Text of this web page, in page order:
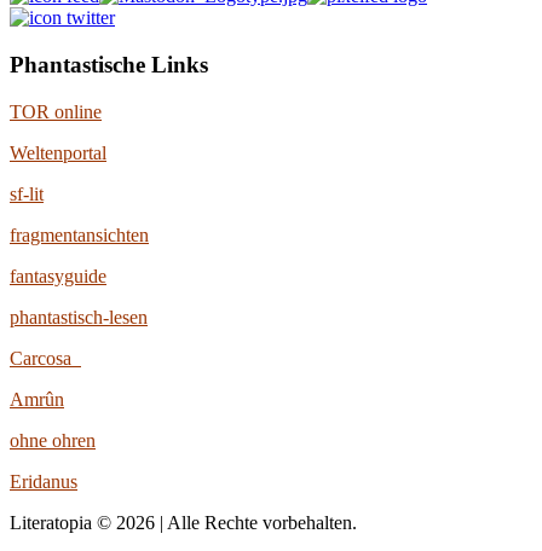
Phantastische Links
TOR online
Weltenportal
sf-lit
fragmentansichten
fantasyguide
phantastisch-lesen
Carcosa
Amrûn
ohne ohren
Eridanus
Literatopia © 2026 | Alle Rechte vorbehalten.